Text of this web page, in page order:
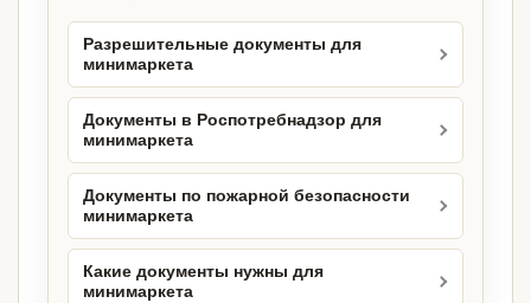
Разрешительные документы для
минимаркета
Документы в Роспотребнадзор для
минимаркета
Документы по пожарной безопасности
минимаркета
Какие документы нужны для
минимаркета